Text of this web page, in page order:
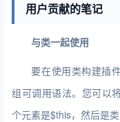
用户贡献的笔记
与类一起使用
要在使用类构建插
组可调用语法。您可以
个元素是$this，然后是